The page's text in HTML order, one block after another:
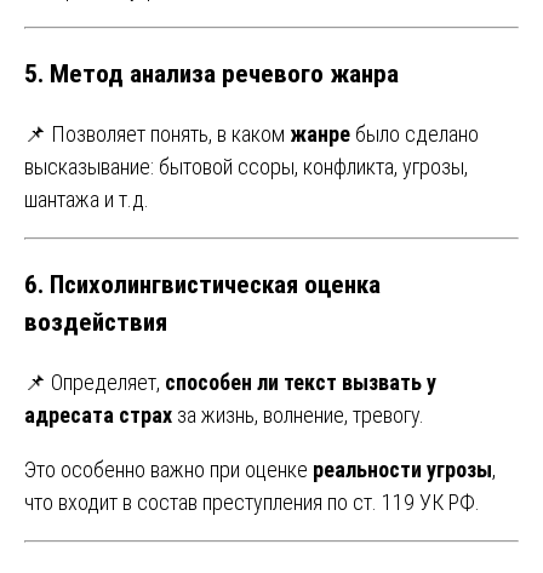
5. Метод анализа речевого жанра
📌 Позволяет понять, в каком жанре было сделано
высказывание: бытовой ссоры, конфликта, угрозы,
шантажа и т.д.
6. Психолингвистическая оценка
воздействия
📌 Определяет, способен ли текст вызвать у
адресата страх за жизнь, волнение, тревогу.
Это особенно важно при оценке реальности угрозы,
что входит в состав преступления по ст. 119 УК РФ.